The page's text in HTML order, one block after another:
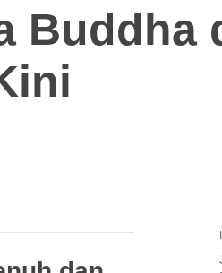
Buddha